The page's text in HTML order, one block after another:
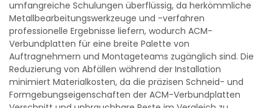
umfangreiche Schulungen überflüssig, da herkömmliche
Metallbearbeitungswerkzeuge und -verfahren
professionelle Ergebnisse liefern, wodurch ACM-
Verbundplatten für eine breite Palette von
Auftragnehmern und Montageteams zugänglich sind. Die
Reduzierung von Abfällen während der Installation
minimiert Materialkosten, da die präzisen Schneid- und
Formgebungseigenschaften der ACM-Verbundplatten